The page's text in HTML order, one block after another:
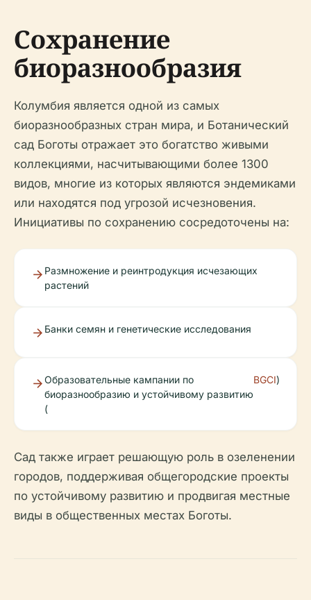
Сохранение
биоразнообразия
Колумбия является одной из самых
биоразнообразных стран мира, и Ботанический
сад Боготы отражает это богатство живыми
коллекциями, насчитывающими более 1300
видов, многие из которых являются эндемиками
или находятся под угрозой исчезновения.
Инициативы по сохранению сосредоточены на:
Размножение и реинтродукция исчезающих
растений
Банки семян и генетические исследования
Образовательные кампании по
биоразнообразию и устойчивому развитию
(
BGCI)
Сад также играет решающую роль в озеленении
городов, поддерживая общегородские проекты
по устойчивому развитию и продвигая местные
виды в общественных местах Боготы.